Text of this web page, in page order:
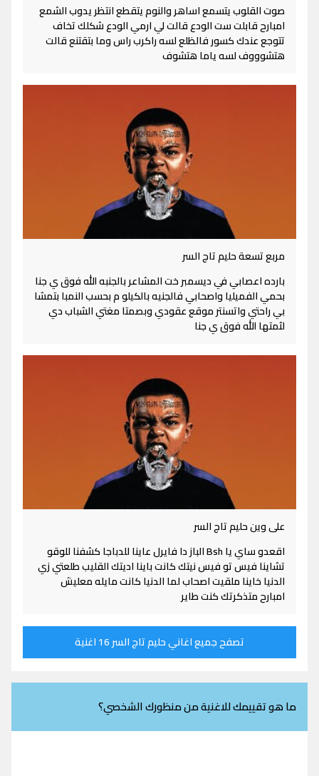
صوت القلوب يتسمع اساهر والنوم يتقطع انتظر يدوب الشمع
امبارح قابلت ست الودع قالت لي ارمي الودع شكلك تخاف
تتوجع عندك كسور فالظلع لسه راكرب راس وما بتقتنع قالت
هتشوووف لسه ياما هتشوف
مربع تسعة حليم تاج السر
بارده اعصابي في ديسمبر خت المشاعر بالجنبه الله فوق ي جنا
بحمي الفميليا واصحابي فالجنيه بالكيلو م بحسب النمبا بتمشا
بي راحتي واتسنتر موقع عقودي وبصمتا مغتي الشباب دي
لثمتها الله فوق ي جنا
على وين حليم تاج السر
اقعدو ساي يا Bsh الباز دا فايرل عاينا للدباجا كشفنا للوقو
تشاينا فيس تو فيس نيتك كانت باينا اديتك القليب طلعتي زي
الدنيا خاينا ملقيت اصحاب لما الدنيا كانت مايله معليش
امبارح متذكرتك كنت طاير
تصفح جميع اغاني حليم تاج السر 16 اغنية
ما هو تقييمك للاغنية من منظورك الشخصي؟